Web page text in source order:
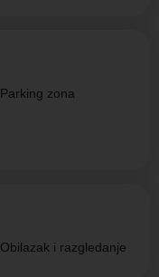
Parking zona
Obilazak i razgledanje